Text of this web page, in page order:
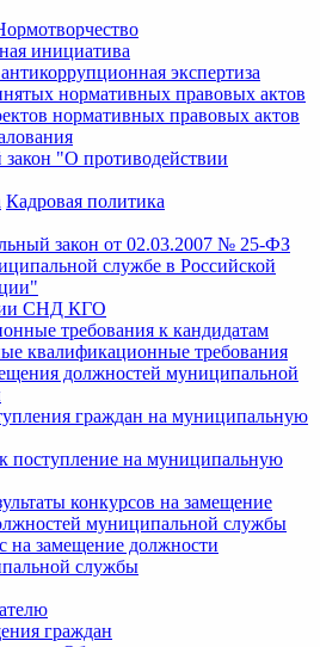
инициатива
экспертиза
нормативных правовых актов
нормативных правовых актов
"О противодействии
Кадровая политика
закон от 02.03.2007 № 25-ФЗ
службе в Российской
СНД КГО
требования к кандидатам
квалификационные требования
должностей муниципальной
граждан на муниципальную
поступление на муниципальную
конкурсов на замещение
муниципальной службы
на замещение должности
службы
граждан